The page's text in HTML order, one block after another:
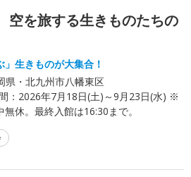
を旅する生きものたちの
」生きものが大集合！
県・北九州市八幡東区
： 2026年7月18日(土)～9月23日(水) ※
無休。最終入館は16:30まで。